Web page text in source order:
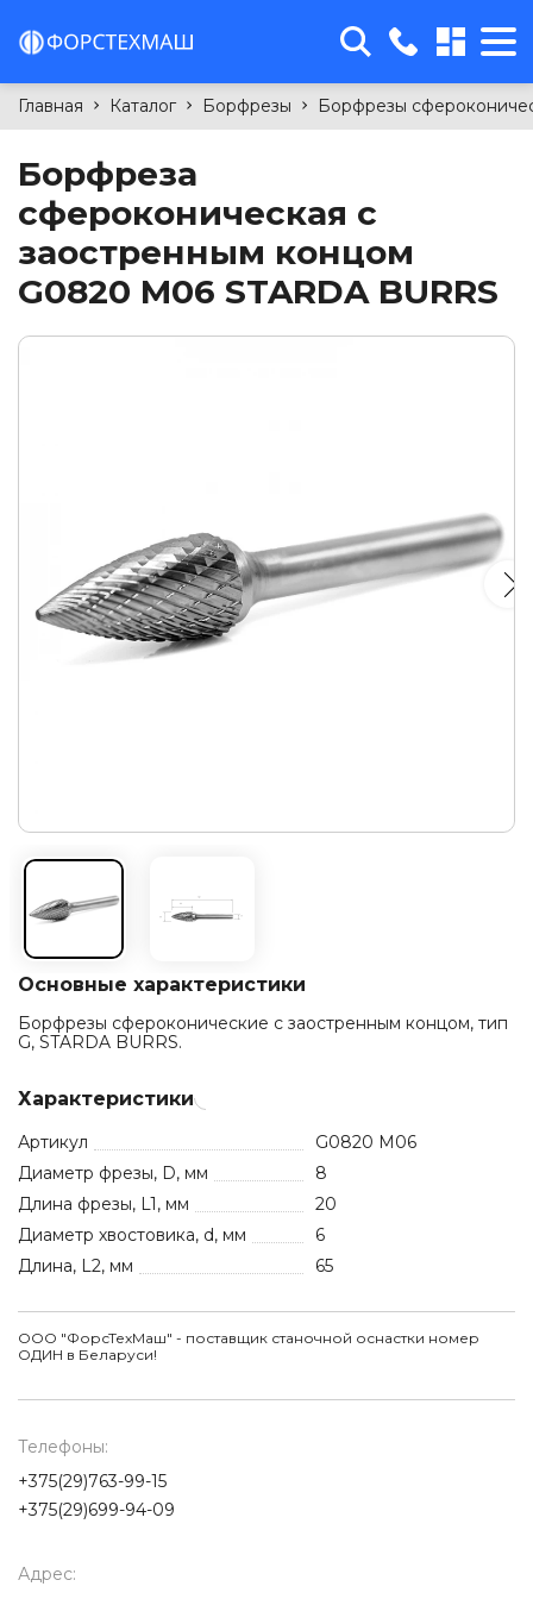
sales@forcetm.by
+375(29)699-94-09
Главная Каталог Борфрезы Борфрезы
Борфреза
сфероконическая с
заостренным концом
G0820 M06 STARDA BURRS
Основные характеристики
Борфрезы сфероконические с заостренным концом, тип
G, STARDA BURRS.
Характеристики
Артикул
G0820 M06
Диаметр фрезы, D, мм
8
Длина фрезы, L1, мм
20
Диаметр хвостовика, d, мм
6
Длина, L2, мм
65
ООО "ФорсТехМаш" - поставщик станочной оснастки номер
ОДИН в Беларуси!
Телефоны:
+375(29)763-99-15
+375(29)699-94-09
Адрес: